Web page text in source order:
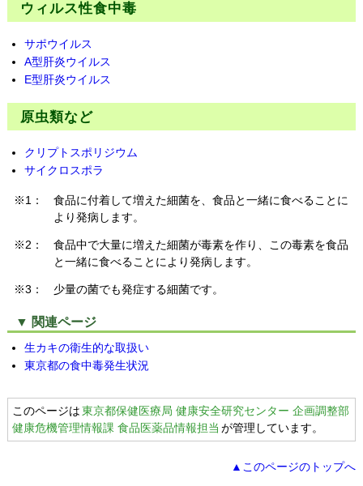
ウィルス性食中毒
サポウイルス
A型肝炎ウイルス
E型肝炎ウイルス
原虫類など
クリプトスポリジウム
サイクロスポラ
※1：
食品に付着して増えた細菌を、食品と一緒に食べることに
より発病します。
※2：
食品中で大量に増えた細菌が毒素を作り、この毒素を食品
と一緒に食べることにより発病します。
※3： 少量の菌でも発症する細菌です。
▼ 関連ページ
生カキの衛生的な取扱い
東京都の食中毒発生状況
このページは東京都保健医療局 健康安全研究センター 企画調整部
健康危機管理情報課 食品医薬品情報担当 が管理しています。
▲このページのトップへ